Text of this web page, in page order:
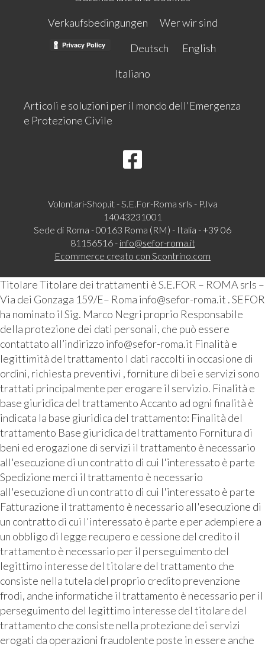
Verkaufsbedingungen
Wer wir sind
Deutsch
English
Italiano
Articoli e soluzioni per il mondo dell'Emergenza
e Protezione Civile
Volontari-Shop.it - S.E.For-Roma srls - P.Iva
14043231001
Sede di Roma - 00163 Roma (RM) - Italia - +39 06
81156516 - info@sefor-roma.it
Ecommerce creato con Scontrino.com
Titolare Titolare dei trattamenti è S.E.FOR – ROMA srls –
Via dei Gonzaga 159/E– Roma info@sefor-roma.it . SEFOR
ha nominato il Sig. Marco Negri proprio Responsabile
della protezione dei dati personali, che può essere
contattato all’indirizzo info@sefor-roma.it Finalità e
legittimità del trattamento I dati raccolti in occasione di
ordini, richiesta preventivi , forniture di bei e servizi sono
trattati principalmente per erogare il servizio. Finalità e
base giuridica del trattamento Accanto ad ogni finalità è
indicata la base giuridica del trattamento: Finalità del
trattamento Base giuridica del trattamento Fornitura di
beni ed erogazione di servizi il trattamento è necessario
all'esecuzione di un contratto di cui l'interessato è parte
Spedizione merci il trattamento è necessario
all'esecuzione di un contratto di cui l'interessato è parte
Fatturazione il trattamento è necessario all'esecuzione di
un contratto di cui l'interessato è parte e per adempiere a
un obbligo di legge recupero e cessione del credito il
trattamento è necessario per il perseguimento del
legittimo interesse del titolare del trattamento che
consiste nella tutela del proprio credito prevenzione
frodi, anche informatiche il trattamento è necessario per il
perseguimento del legittimo interesse del titolare del
trattamento che consiste nella protezione dei servizi
erogati da operazioni fraudolente poste in essere anche